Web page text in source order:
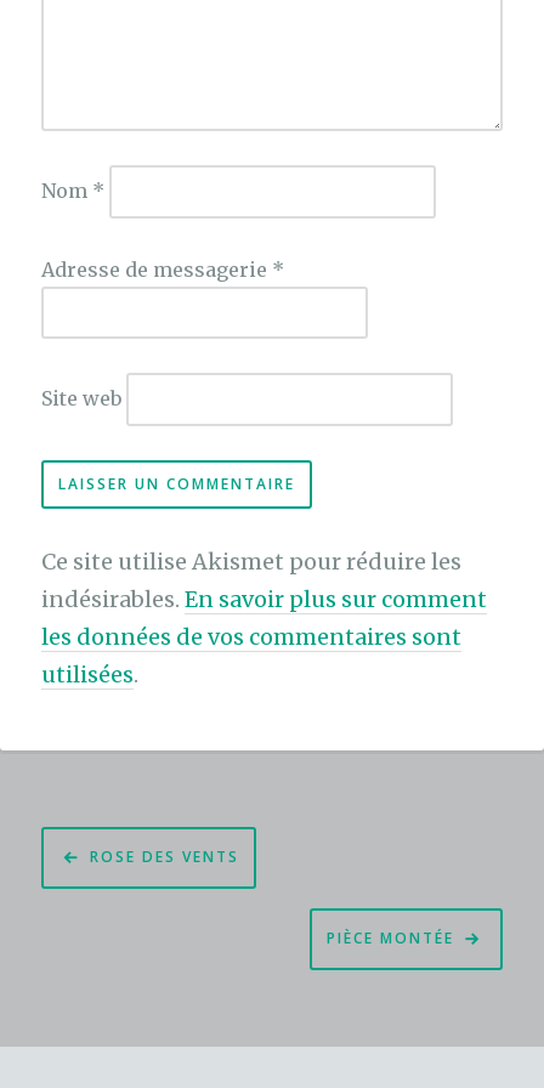
Nom *
Adresse de messagerie *
Site web
Ce site utilise Akismet pour réduire les
indésirables.En savoir plus sur comment
les données de vos commentaires sont
utilisées.
Navigation
de
ROSE DES VENTS
PIÈCE MONTÉE